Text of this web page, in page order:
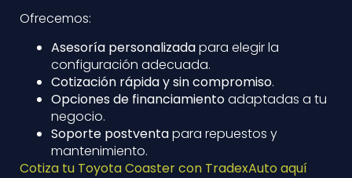
Ofrecemos:
Asesoría personalizadapara elegir la
configuración adecuada.
Cotización rápida y sin compromiso.
Opciones de financiamientoadaptadas a tu
negocio.
Soporte postventapara repuestos y
mantenimiento.
Cotiza tu Toyota Coaster con TradexAuto aquí